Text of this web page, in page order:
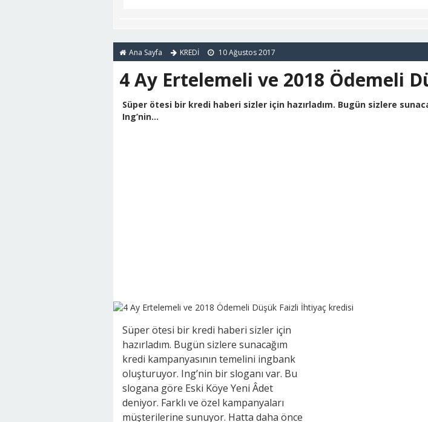
Ana Sayfa KREDİ 10 Ağustos 2017
4 Ay Ertelemeli ve 2018 Ödemeli
Süper ötesi bir kredi haberi sizler için hazırladım. Bugün sizlere
Ing’nin...
Süper ötesi bir kredi haberi sizler için
hazırladım. Bugün sizlere sunacağım
kredi kampanyasının temelini ingbank
oluşturuyor. Ing’nin bir sloganı var. Bu
slogana göre Eski Köye Yeni Âdet
deniyor. Farklı ve özel kampanyaları
müşterilerine sunuyor. Hatta daha önce